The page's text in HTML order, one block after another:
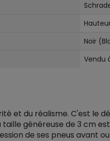
Noir
Vendu
et du réalisme. C'est le
généreuse de 3 cm
de ses pneus avant